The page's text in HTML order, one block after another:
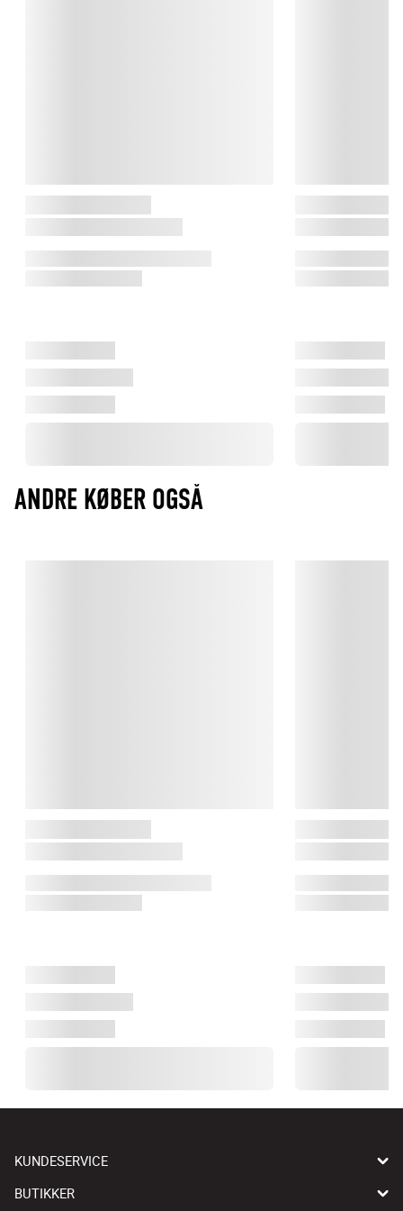
ANDRE KØBER OGSÅ
KUNDESERVICE
BUTIKKER